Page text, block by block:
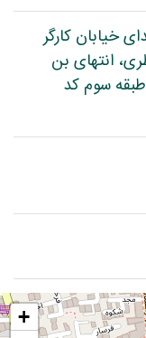
خیابان کارگر
انتهای بن
بست بختیاری پلاک ۷ واحد ۳ طبقه سوم کد
+